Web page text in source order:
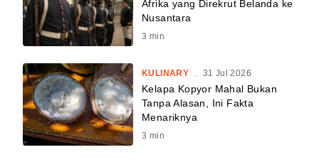
Afrika yang Direkrut Belanda ke
Nusantara
3 min
KULINARY 31 Jul 2026
Kelapa Kopyor Mahal Bukan
Tanpa Alasan, Ini Fakta
Menariknya
3 min